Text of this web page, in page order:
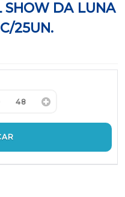
SHOW DA LUNA
25UN.